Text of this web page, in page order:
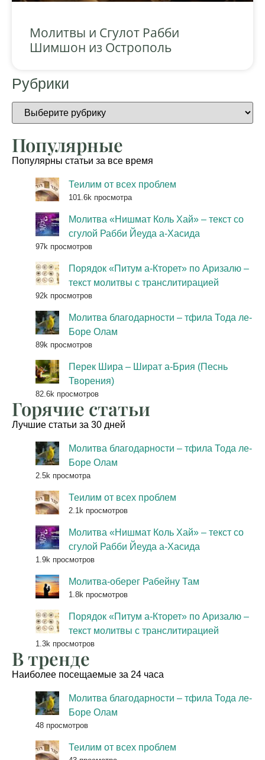
Молитвы и Сгулот Рабби
Шимшон из Острополь
Рубрики
Популярные
Популярны статьи за все время
Теилим от всех проблем
101.6k просмотра
Молитва «Нишмат Коль Хай» – текст со
сгулой Рабби Йеуда а-Хасида
97k просмотров
Порядок «Питум а-Кторет» по Аризалю –
текст молитвы с транслитирацией
92k просмотров
Молитва благодарности – тфила Тода ле-
Боре Олам
89k просмотров
Перек Шира – Шират а-Брия (Песнь
Творения)
82.6k просмотров
Горячие статьи
Лучшие статьи за 30 дней
Молитва благодарности – тфила Тода ле-
Боре Олам
2.5k просмотра
Теилим от всех проблем
2.1k просмотров
Молитва «Нишмат Коль Хай» – текст со
сгулой Рабби Йеуда а-Хасида
1.9k просмотров
Молитва-оберег Рабейну Там
1.8k просмотров
Порядок «Питум а-Кторет» по Аризалю –
текст молитвы с транслитирацией
1.3k просмотров
В тренде
Наиболее посещаемые за 24 часа
Молитва благодарности – тфила Тода ле-
Боре Олам
48 просмотров
Теилим от всех проблем